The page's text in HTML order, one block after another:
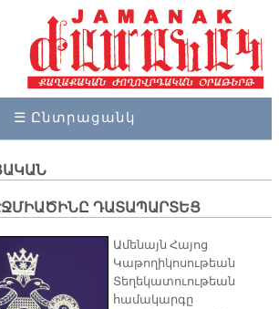
☰ Ընտրացանկ
ԴԱՏԱՊԱՐՏԵՑ
Ամենայն Հայոց
Կաթողիկոսութեան
Տեղեկատուութեան
համակարգը